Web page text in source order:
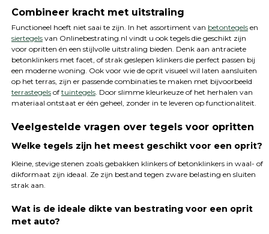
Combineer kracht met uitstraling
Functioneel hoeft niet saai te zijn. In het assortiment van betontegelsen
siertegelsvan Onlinebestrating.nl vindt u ook tegels die geschikt zijn
voor opritten én een stijlvolle uitstraling bieden. Denk aan antraciete
betonklinkers met facet, of strak geslepen klinkers die perfect passen bij
een moderne woning. Ook voor wie de oprit visueel wil laten aansluiten
op het terras, zijn er passende combinaties te maken met bijvoorbeeld
terrastegelsof tuintegels. Door slimme kleurkeuze of het herhalen van
materiaal ontstaat er één geheel, zonder in te leveren op functionaliteit.
Veelgestelde vragen over tegels voor opritten
Welke tegels zijn het meest geschikt voor een oprit?
Kleine, stevige stenen zoals gebakken klinkers of betonklinkers in waal- of
dikformaat zijn ideaal. Ze zijn bestand tegen zware belasting en sluiten
strak aan.
Wat is de ideale dikte van bestrating voor een oprit
met auto?